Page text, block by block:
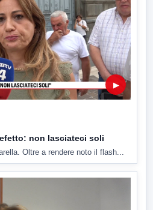
▶
non lasciateci soli
Oltre a rendere noto il flash...